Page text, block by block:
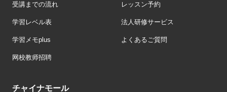
受講までの流れ レッスン予約
学習レベル表 法人研修サービス
学習メモplus よくあるご質問
网校教师招聘
チャイナモール